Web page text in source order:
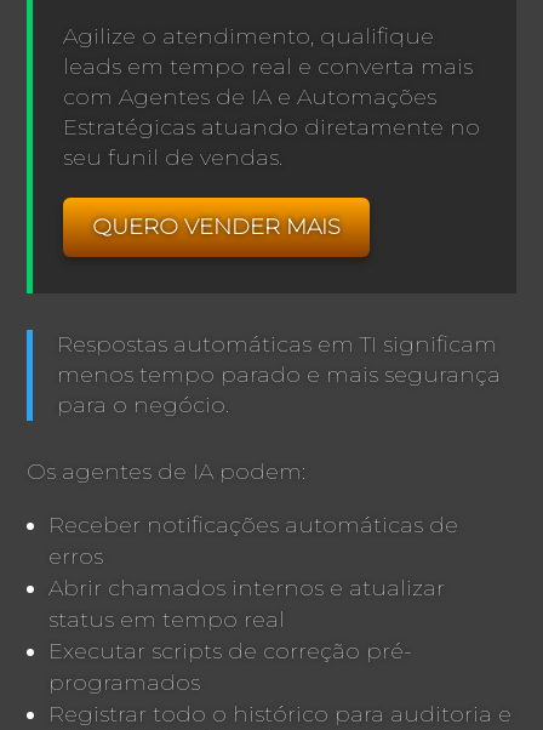
Agilize o atendimento, qualifique
leads em tempo real e converta mais
com Agentes de IA e Automações
Estratégicas atuando diretamente no
seu funil de vendas.
QUERO VENDER MAIS
Respostas automáticas em TI significam
menos tempo parado e mais segurança
para o negócio.
Os agentes de IA podem:
Receber notificações automáticas de
erros
Abrir chamados internos e atualizar
status em tempo real
Executar scripts de correção pré-
programados
Registrar todo o histórico para auditoria e